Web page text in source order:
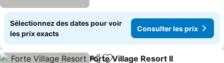
Sélectionnez des dates pour voir
les prix exacts
Consulter les prix
Forte Village Resort Il